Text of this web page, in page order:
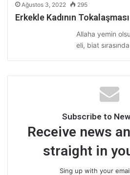
Ağustos 3, 2022 295
Erkekle Kadının Tokalaşması
Allaha yemin
eli, biat
Subscribe to
Receive news
straight in
Sing up with your